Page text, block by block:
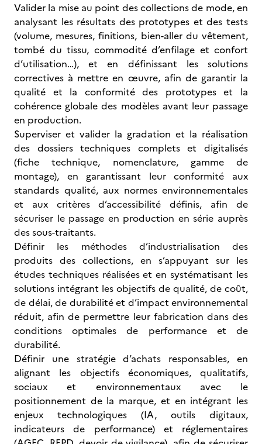
Valider la mise au point des collections de mode, en
analysant les résultats des prototypes et des tests
(volume, mesures, finitions, bien-aller du vêtement,
tombé du tissu, commodité d’enfilage et confort
d’utilisation…), et en définissant les solutions
correctives à mettre en œuvre, afin de garantir la
qualité et la conformité des prototypes et la
cohérence globale des modèles avant leur passage
en production.
Superviser et valider la gradation et la réalisation
des dossiers techniques complets et digitalisés
(fiche technique, nomenclature, gamme de
montage), en garantissant leur conformité aux
standards qualité, aux normes environnementales
et aux critères d’accessibilité définis, afin de
sécuriser le passage en production en série auprès
des sous-traitants.
Définir les méthodes d’industrialisation des
produits des collections, en s’appuyant sur les
études techniques réalisées et en systématisant les
solutions intégrant les objectifs de qualité, de coût,
de délai, de durabilité et d’impact environnemental
réduit, afin de permettre leur fabrication dans des
conditions optimales de performance et de
durabilité.
Définir une stratégie d’achats responsables, en
alignant les objectifs économiques, qualitatifs,
sociaux et environnementaux avec le
positionnement de la marque, et en intégrant les
enjeux technologiques (IA, outils digitaux,
indicateurs de performance) et réglementaires